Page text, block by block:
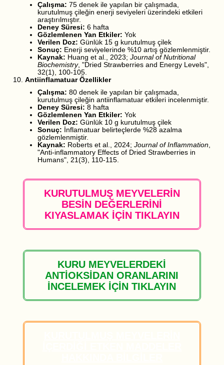
Çalışma: 75 denek ile yapılan bir çalışmada,
kurutulmuş çileğin enerji seviyeleri üzerindeki etkileri
araştırılmıştır.
Deney Süresi: 6 hafta
Gözlemlenen Yan Etkiler: Yok
Verilen Doz: Günlük 15 g kurutulmuş çilek
Sonuç: Enerji seviyelerinde %10 artış gözlemlenmiştir.
Kaynak: Huang et al., 2023; Journal of Nutritional
Biochemistry, "Dried Strawberries and Energy Levels",
32(1), 100-105.
Antiinflamatuar Özellikler
Çalışma: 80 denek ile yapılan bir çalışmada,
kurutulmuş çileğin antiinflamatuar etkileri incelenmiştir.
Deney Süresi: 8 hafta
Gözlemlenen Yan Etkiler: Yok
Verilen Doz: Günlük 10 g kurutulmuş çilek
Sonuç: İnflamatuar belirteçlerde %28 azalma
gözlemlenmiştir.
Kaynak: Roberts et al., 2024; Journal of Inflammation,
"Anti-inflammatory Effects of Dried Strawberries in
Humans", 21(3), 110-115.
KURUTULMUŞ MEYVELERİN
BESİN DEĞERLERİNİ
KIYASLAMAK İÇİN TIKLAYIN
KURU MEYVELERDEKİ
ANTİOKSİDAN ORANLARINI
İNCELEMEK İÇİN TIKLAYIN